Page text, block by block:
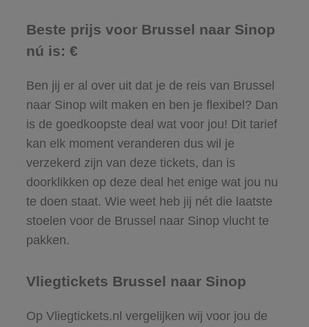
Beste prijs voor Brussel naar Sinop
nú is: €
Ben jij er al over uit dat je de reis van Brussel
naar Sinop wilt maken en ben je flexibel? Dan
is de goedkoopste deal wat voor jou! Dit tarief
kan elk moment veranderen dus wil je
verzekerd zijn van deze tickets, dan is
doorklikken op deze deal het enige wat jou nu
te doen staat. Wie weet heb jij nét die laatste
stoelen voor de Brussel naar Sinop vlucht te
pakken.
Vliegtickets Brussel naar Sinop
Op Vliegtickets.nl vergelijken wij voor jou de